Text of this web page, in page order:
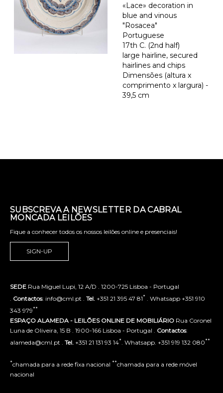
«Lace» decoration in
blue and vinous
"Rosacea"
Portuguese
17th C. (2nd half)
large hairline, secured
hairlines and chips
Dimensões (altura x
comprimento x largura) -
39,5 cm
SUBSCREVA A NEWSLETTER DA CABRAL
MONCADA LEILÕES
Fique a conhecer todos os nossos leilões online e presenciais!
SIGN-UP
SEDE Rua Miguel Lupi, 12 A/D . 1200-725 Lisboa - Portugal
Contactos: info@cml.pt . Tel. +351 21 395 47 81* . Whatsapp +351 910
343 979**
ESPAÇO ALAMEDA - LEILÕES ONLINE DE MOBILIÁRIO Rua Coronel
Luna de Oliveira, 15 B . 1900-166 Lisboa - Portugal . Contactos:
alameda@cml.pt . Tel. +351 21 131 93 14* . Whatsapp. +351 919 132 080**
*chamada para a rede fixa nacional **chamada para a rede móvel
nacional